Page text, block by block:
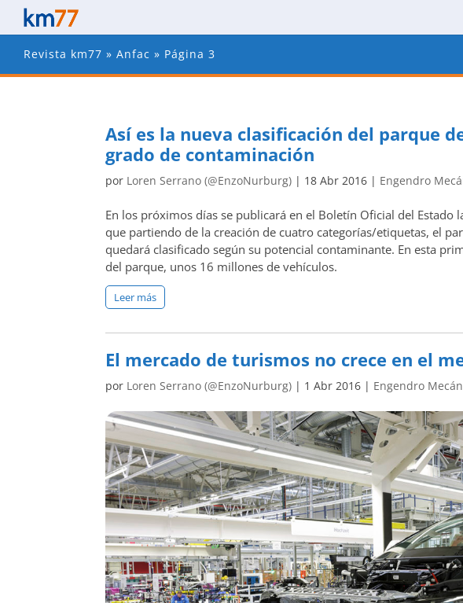
Revista km77 » Anfac » Página 3
Así es la nueva clasificación del parque
grado de contaminación
por Loren Serrano (@EnzoNurburg) | 18 Abr 2016 | Engendro
En los próximos días se publicará en el Boletín Oficial del Estado
que partiendo de la creación de cuatro categorías/etiquetas, el
quedará clasificado según su potencial contaminante. En esta
del parque, unos 16 millones de vehículos.
Leer más
El mercado de turismos no crece en el
por Loren Serrano (@EnzoNurburg) | 1 Abr 2016 | Engendro